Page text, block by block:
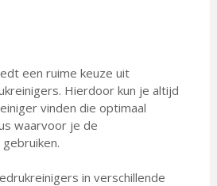
een ruime keuze uit
Hierdoor kun je altijd
vinden die optimaal
waarvoor je de
in verschillende